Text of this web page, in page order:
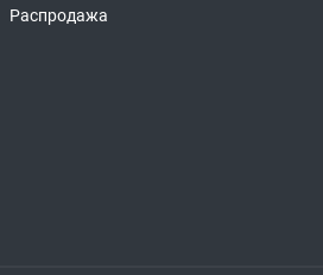
Распродажа